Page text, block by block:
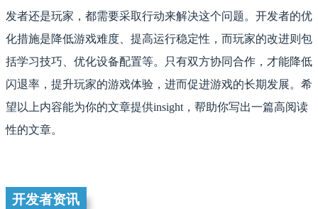
发者还是玩家，都需要采取行动来解决这个问题。开发者的优
化措施是降低游戏难度、提高运行稳定性，而玩家的改进则包
括学习技巧、优化设备配置等。只有双方协同合作，才能降低
闪退率，提升玩家的游戏体验，进而促进游戏的长期发展。希
望以上内容能为你的文章提供insight，帮助你写出一篇高阅读
性的文章。
开发者资讯